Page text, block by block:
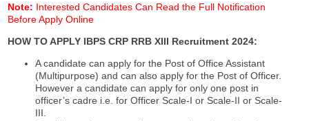
Note: Interested Candidates Can Read the Full Notification
Before Apply Online
HOW TO APPLY IBPS CRP RRB XIII Recruitment 2024:
A candidate can apply for the Post of Office Assistant
(Multipurpose) and can also apply for the Post of Officer.
However a candidate can apply for only one post in
officer’s cadre i.e. for Officer Scale-I or Scale-II or Scale-
III.